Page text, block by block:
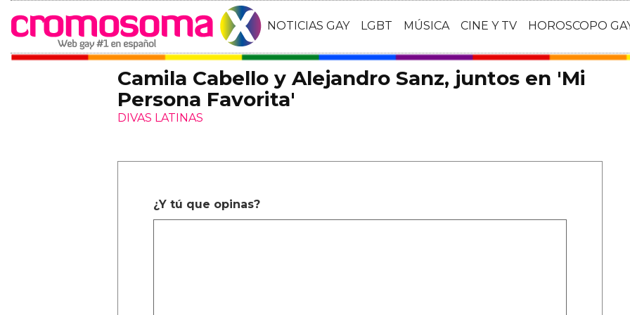
NOTICIAS GAY LGBT MÚSICA CINE Y TV HOROSCOPO
Camila Cabello y Alejandro Sanz, juntos en 'Mi
Persona Favorita'
DIVAS LATINAS
¿Y tú que opinas?